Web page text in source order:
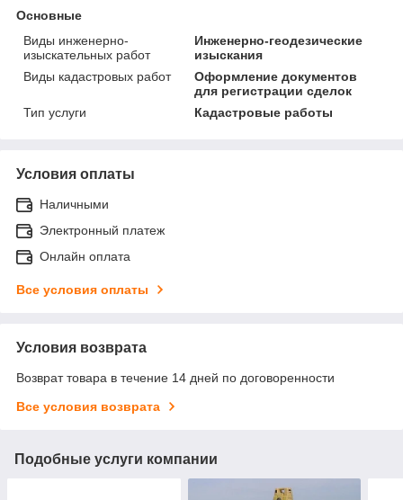
Основные
Виды инженерно-
изыскательных работ
Инженерно-геодезические
изыскания
Виды кадастровых работ
Оформление документов
для регистрации сделок
Тип услуги
Кадастровые работы
Условия оплаты
Наличными
Электронный платеж
Онлайн оплата
Все условия оплаты
Условия возврата
Возврат товара в течение 14 дней по договоренности
Все условия возврата
Подобные услуги компании